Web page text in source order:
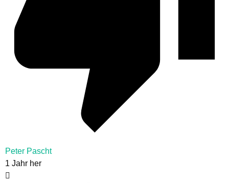
Peter Pascht
1 Jahr her